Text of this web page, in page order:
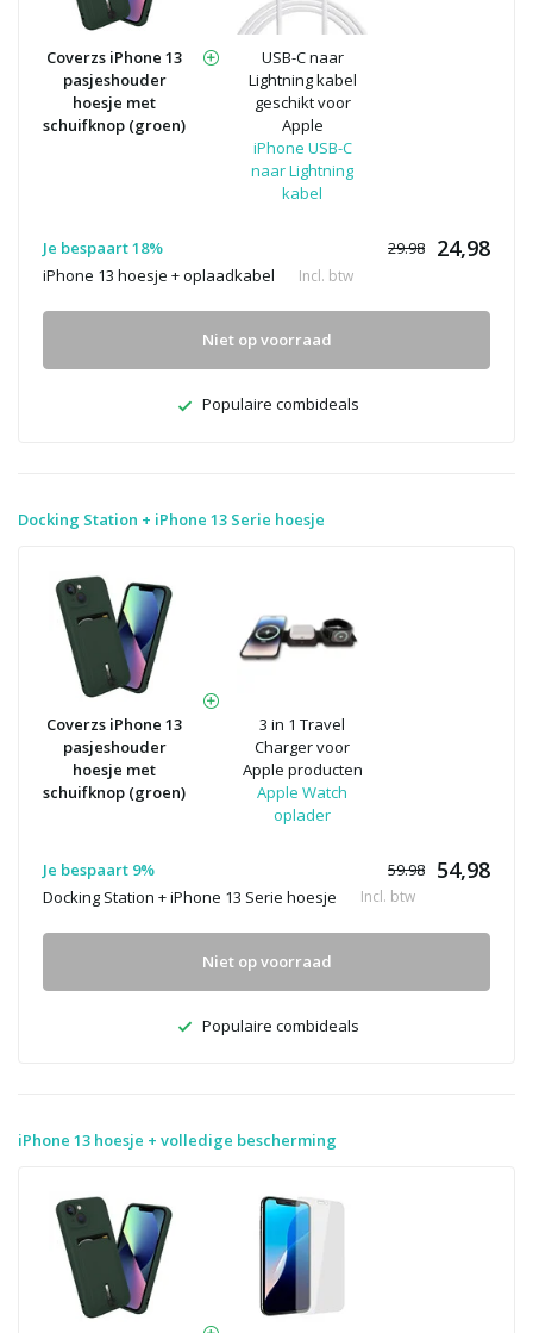
Coverzs iPhone 13
pasjeshouder
hoesje met
schuifknop (groen)
USB-C naar
Lightning kabel
geschikt voor
Apple
iPhone USB-C
naar Lightning
kabel
Je bespaart 18% 29.98 24,98
iPhone 13 hoesje + oplaadkabel Incl. btw
Niet op voorraad
Populaire combideals
Docking Station + iPhone 13 Serie hoesje
Coverzs iPhone 13
pasjeshouder
hoesje met
schuifknop (groen)
3 in 1 Travel
Charger voor
Apple producten
Apple Watch
oplader
Je bespaart 9% 59.98 54,98
Docking Station + iPhone 13 Serie hoesje Incl. btw
Niet op voorraad
Populaire combideals
iPhone 13 hoesje + volledige bescherming